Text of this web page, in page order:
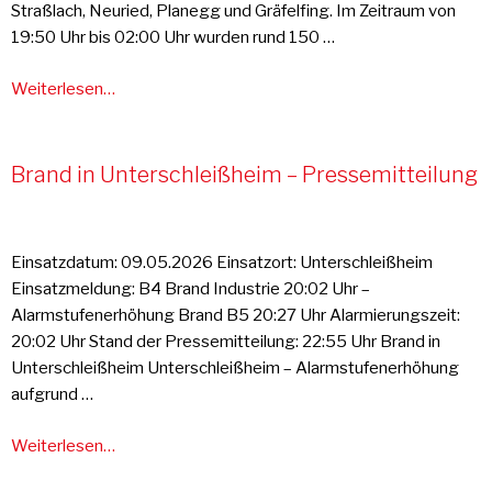
Straßlach, Neuried, Planegg und Gräfelfing. Im Zeitraum von
19:50 Uhr bis 02:00 Uhr wurden rund 150 …
Weiterlesen…
Brand in Unterschleißheim – Pressemitteilung
Einsatzdatum: 09.05.2026 Einsatzort: Unterschleißheim
Einsatzmeldung: B4 Brand Industrie 20:02 Uhr –
Alarmstufenerhöhung Brand B5 20:27 Uhr Alarmierungszeit:
20:02 Uhr Stand der Pressemitteilung: 22:55 Uhr Brand in
Unterschleißheim Unterschleißheim – Alarmstufenerhöhung
aufgrund …
Weiterlesen…